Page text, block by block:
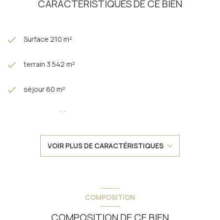
sont disponibles sur le site Géorisques
CARACTÉRISTIQUES DE CE BIEN
Surface 210 m²
terrain 3 542 m²
séjour 60 m²
5 chambre(s)
cuisine séparée (équipée)
VOIR PLUS DE CARACTÉRISTIQUES
COMPOSITION
COMPOSITION DE CE BIEN